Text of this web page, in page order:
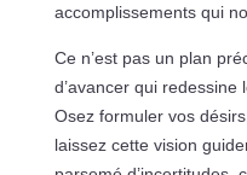
accomplissements qui
Ce n’est pas un plan
d’avancer qui redessine
Osez formuler vos
laissez cette vision